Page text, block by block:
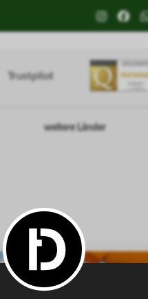
Trustpilot
weitere Länder